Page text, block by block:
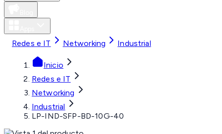
Redes e IT Networking Industrial
Inicio
Redes e IT
Networking
Industrial
LP-IND-SFP-BD-10G-40